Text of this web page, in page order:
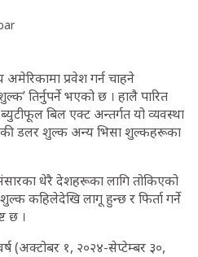
प्रवेश गर्न चाहने
तिर्नुपर्ने भएको छ । हालै पारित
बिल एक्ट अन्तर्गत यो व्यवस्था
डलर शुल्क अन्य भिसा शुल्कहरूका
धेरै देशहरूका लागि तोकिएको
कहिलेदेखि लागू हुन्छ र फिर्ता गर्ने
छ ।
(अक्टोबर १, २०२४-सेप्टेम्बर ३०,